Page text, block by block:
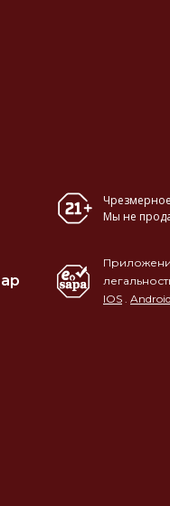
Мы не
IOS . Android